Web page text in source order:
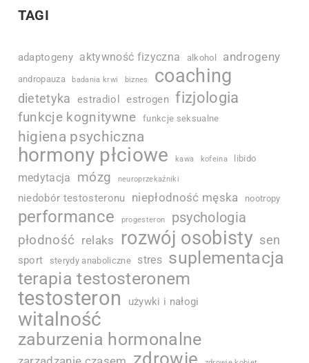
TAGI
adaptogeny aktywność fizyczna alkohol androgeny
andropauza badania krwi biznes coaching
dietetyka estradiol estrogen fizjologia
funkcje kognitywne funkcje seksualne
higiena psychiczna
hormony płciowe kawa kofeina libido
medytacja mózg neuroprzekaźniki
niedobór testosteronu niepłodność męska nootropy
performance progesteron psychologia
płodność relaks rozwój osobisty sen
sport sterydy anaboliczne stres suplementacja
terapia testosteronem
testosteron używki i nałogi
witalność
zaburzenia hormonalne
zdrowie